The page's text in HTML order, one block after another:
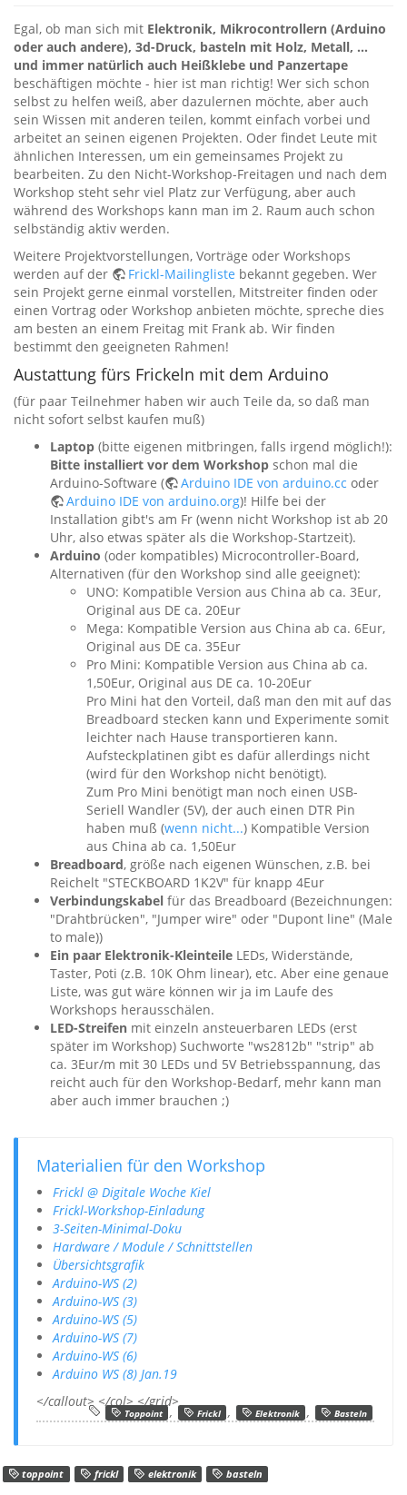
Egal, ob man sich mit Elektronik, Mikrocontrollern (Arduino
oder auch andere), 3d-Druck, basteln mit Holz, Metall, …
und immer natürlich auch Heißklebe und Panzertape
beschäftigen möchte - hier ist man richtig! Wer sich schon
selbst zu helfen weiß, aber dazulernen möchte, aber auch
sein Wissen mit anderen teilen, kommt einfach vorbei und
arbeitet an seinen eigenen Projekten. Oder findet Leute mit
ähnlichen Interessen, um ein gemeinsames Projekt zu
bearbeiten. Zu den Nicht-Workshop-Freitagen und nach dem
Workshop steht sehr viel Platz zur Verfügung, aber auch
während des Workshops kann man im 2. Raum auch schon
selbständig aktiv werden.
Weitere Projektvorstellungen, Vorträge oder Workshops
werden auf der
Frickl-Mailingliste bekannt gegeben. Wer
sein Projekt gerne einmal vorstellen, Mitstreiter finden oder
einen Vortrag oder Workshop anbieten möchte, spreche dies
am besten an einem Freitag mit Frank ab. Wir finden
bestimmt den geeigneten Rahmen!
Austattung fürs Frickeln mit dem Arduino
(für paar Teilnehmer haben wir auch Teile da, so daß man
nicht sofort selbst kaufen muß)
Laptop (bitte eigenen mitbringen, falls irgend möglich!):
Bitte installiert vor dem Workshop schon mal die
Arduino-Software (
Arduino IDE von arduino.cc oder
Arduino IDE von arduino.org)! Hilfe bei der
Installation gibt's am Fr (wenn nicht Workshop ist ab 20
Uhr, also etwas später als die Workshop-Startzeit).
Arduino (oder kompatibles) Microcontroller-Board,
Alternativen (für den Workshop sind alle geeignet):
UNO: Kompatible Version aus China ab ca. 3Eur,
Original aus DE ca. 20Eur
Mega: Kompatible Version aus China ab ca. 6Eur,
Original aus DE ca. 35Eur
Pro Mini: Kompatible Version aus China ab ca.
1,50Eur, Original aus DE ca. 10-20Eur
Pro Mini hat den Vorteil, daß man den mit auf das
Breadboard stecken kann und Experimente somit
leichter nach Hause transportieren kann.
Aufsteckplatinen gibt es dafür allerdings nicht
(wird für den Workshop nicht benötigt).
Zum Pro Mini benötigt man noch einen USB-
Seriell Wandler (5V), der auch einen DTR Pin
haben muß (wenn nicht...) Kompatible Version
aus China ab ca. 1,50Eur
Breadboard, größe nach eigenen Wünschen, z.B. bei
Reichelt "STECKBOARD 1K2V" für knapp 4Eur
Verbindungskabel für das Breadboard (Bezeichnungen:
"Drahtbrücken", "Jumper wire" oder "Dupont line" (Male
to male))
Ein paar Elektronik-Kleinteile LEDs, Widerstände,
Taster, Poti (z.B. 10K Ohm linear), etc. Aber eine genaue
Liste, was gut wäre können wir ja im Laufe des
Workshops herausschälen.
LED-Streifen mit einzeln ansteuerbaren LEDs (erst
später im Workshop) Suchworte "ws2812b" "strip" ab
ca. 3Eur/m mit 30 LEDs und 5V Betriebsspannung, das
reicht auch für den Workshop-Bedarf, mehr kann man
aber auch immer brauchen ;)
Materialien für den Workshop
Frickl @ Digitale Woche Kiel
Frickl-Workshop-Einladung
3-Seiten-Minimal-Doku
Hardware / Module / Schnittstellen
Übersichtsgrafik
Arduino-WS (2)
Arduino-WS (3)
Arduino-WS (5)
Arduino-WS (7)
Arduino-WS (6)
Arduino WS (8) Jan.19
</callout> </col> </grid>
Toppoint , Frickl , Elektronik , Basteln
toppoint frickl elektronik basteln